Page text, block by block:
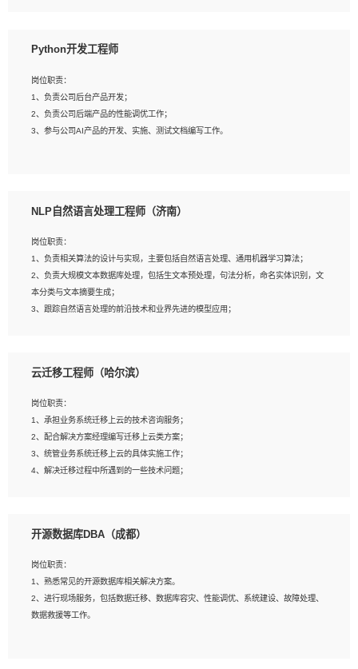
3、熟悉react/vue/angular任何一种前端框架，熟悉react优先；
5、善于沟通，具有团队意识；
Python开发工程师
岗位职责：
1、负责公司后台产品开发；
2、负责公司后端产品的性能调优工作；
3、参与公司AI产品的开发、实施、测试文档编写工作。
验的更佳；
3、熟悉数据库开发，熟悉Mysql、Oracle、MongoDb数据库应用开发其中一种；
4、熟悉Python Wed框架（Django/Flask...）代码能力优秀，熟悉编码规范和具备
良好的文档编写能力）；
5、沟通表达能力强，具备团队协作能力。
NLP自然语言处理工程师（济南）
岗位职责：
1、负责相关算法的设计与实现，主要包括自然语言处理、通用机器学习算法；
2、负责大规模文本数据库处理，包括生文本预处理，句法分析，命名实体识别，文
本分类与文本摘要生成；
3、跟踪自然语言处理的前沿技术和业界先进的模型应用；
岗位要求：
2、熟悉tensorflow，keras，pytorch等常规深度学习框架，快速根据客户需求实现
有效的模型；
3、熟悉掌握至少一种编程语言，如：Python，Java；
4、 熟悉NLP相关算法与实现；
5、至少有一次及以上问答系统的项目实践，熟悉问答系统全流程开发者优先；
云迁移工程师（哈尔滨）
岗位职责：
1、承担业务系统迁移上云的技术咨询服务；
2、配合解决方案经理编写迁移上云类方案；
3、统管业务系统迁移上云的具体实施工作；
4、解决迁移过程中所遇到的一些技术问题；
1、专科及以上学历，三年以上工作经验，计算机等相关专业；
3、熟悉常见操作系统、存储、网络、 IO 等相关原理；
4、具有迁移工具实操经验，具备P2V、V2V迁移能力；
5、熟练华为、VMware虚拟化、云计算及云存储技术；
6、熟悉主流数据库、应用服务器、中间件部署架构和运维方法；
开源数据库DBA（成都）
岗位职责：
1、熟悉常见的开源数据库相关解决方案。
2、进行现场服务，包括数据迁移、数据库容灾、性能调优、系统建设、故障处理、
数据救援等工作。